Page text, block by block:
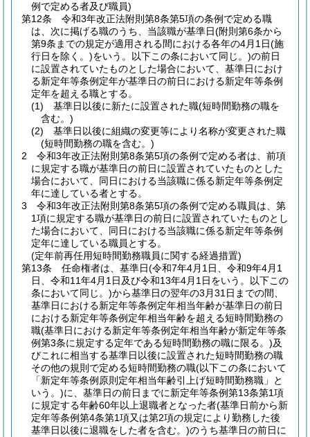
例で定める者及び職員)
第12条
令和3年改正法附則第8条第5項の条例で定める職
は、次に掲げる職のうち、当該職が基準日(附則第6条から
第9条までの規定が適用される間における各年の4月1日(施
行日を除く。)をいう。以下この条において同じ。)の前日
に設置されていたものとした場合において、基準日におけ
る新定年等条例定年が基準日の前日における新定年等条例
定年を超える職とする。
(1)
基準日以後に新たに設置された職(短時間勤務の職を
含む。)
(2)
基準日以後に組織の変更等により名称が変更された職
(短時間勤務の職を含む。)
2
令和3年改正法附則第8条第5項の条例で定める者は、前項
に規定する職が基準日の前日に設置されていたものとした
場合において、同日における当該職に係る新定年等条例定
年に達している者とする。
3
令和3年改正法附則第8条第5項の条例で定める職員は、第
1項に規定する職が基準日の前日に設置されていたものとし
た場合において、同日における当該職に係る新定年等条例
定年に達している職員とする。
(定年前再任用短時間勤務職員に関する経過措置)
第13条
任命権者は、基準日(令和7年4月1日、令和9年4月1
日、令和11年4月1日及び令和13年4月1日をいう。以下この
条において同じ。)から基準日の翌年の3月31日までの間、
基準日における新定年等条例定年相当年齢が基準日の前日
における新定年等条例定年相当年齢を超える短時間勤務の
職(基準日における新定年等条例定年相当年齢が新定年等条
例第3条に規定する定年である短時間勤務の職に限る。)及
びこれに相当する基準日以後に設置された短時間勤務の職
その他の規則で定める短時間勤務の職(以下この条において
「新定年等条例原則定年相当年齢引上げ短時間勤務職」と
いう。)に、基準日の前日までに新定年等条例第13条第1項
に規定する年齢60年以上退職者となった者(基準日前から新
定年等条例第4条第1項又は第2項の規定により勤務した後
基準日以後に退職をした者を含む。)のうち基準日の前日に